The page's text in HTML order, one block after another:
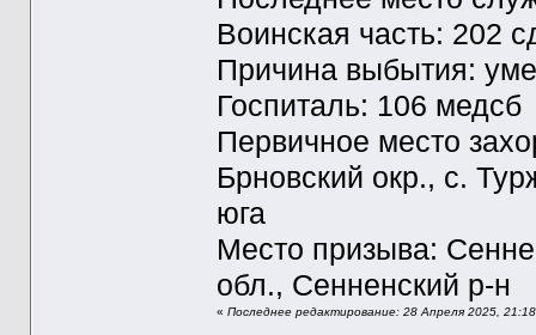
Воинская часть: 202
Причина выбытия:
Госпиталь: 106 медсб
Первичное место
Брновский окр., с.
юга
Место призыва:
обл., Сенненский р-н
« Последнее редактирование: 28 Апреля 2025,